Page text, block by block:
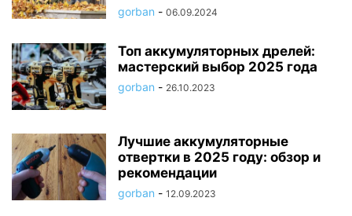
gorban - 06.09.2024
Топ аккумуляторных дрелей:
мастерский выбор 2025 года
gorban - 26.10.2023
Лучшие аккумуляторные
отвертки в 2025 году: обзор и
рекомендации
gorban - 12.09.2023